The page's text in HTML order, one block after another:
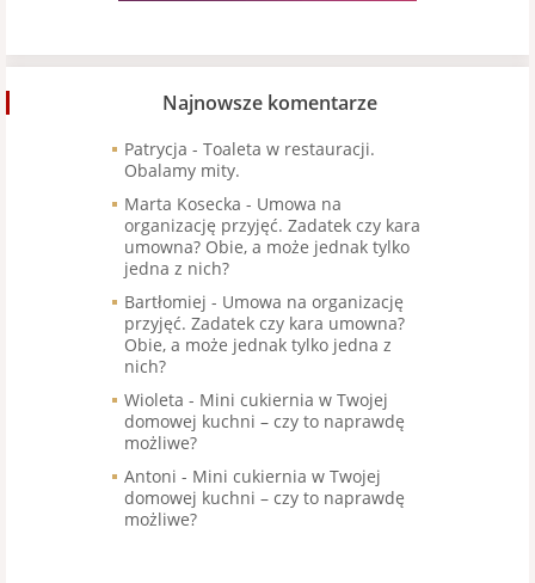
Najnowsze komentarze
Patrycja - Toaleta w restauracji.
Obalamy mity.
Marta Kosecka - Umowa na
organizację przyjęć. Zadatek czy kara
umowna? Obie, a może jednak tylko
jedna z nich?
Bartłomiej - Umowa na organizację
przyjęć. Zadatek czy kara umowna?
Obie, a może jednak tylko jedna z
nich?
Wioleta - Mini cukiernia w Twojej
domowej kuchni – czy to naprawdę
możliwe?
Antoni - Mini cukiernia w Twojej
domowej kuchni – czy to naprawdę
możliwe?